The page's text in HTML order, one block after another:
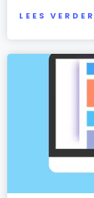
LEES VERDER